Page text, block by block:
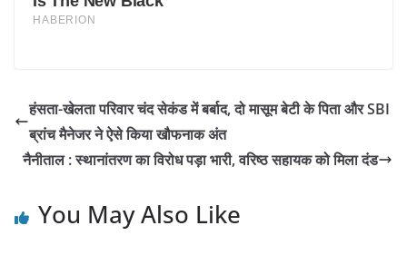
हंसता-खेलता परिवार चंद सेकंड में बर्बाद, दो मासूम बेटी के पिता और SBI
ब्रांच मैनेजर ने ऐसे किया खौफनाक अंत
नैनीताल : स्थानांतरण का विरोध पड़ा भारी, वरिष्ठ सहायक को मिला दंड
You May Also Like